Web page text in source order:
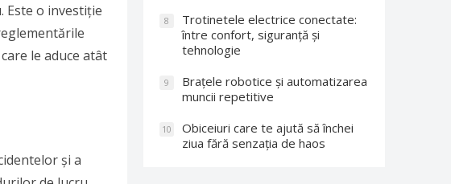
Este o investiție
le aduce atât
și a
8
Trotinetele electrice conectate:
între confort, siguranță și
tehnologie
9
Brațele robotice și automatizarea
muncii repetitive
10
Obiceiuri care te ajută să închei
ziua fără senzația de haos